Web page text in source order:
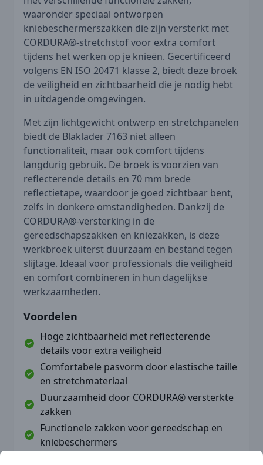
waaronder speciaal ontworpen
kniebeschermerszakken die zijn versterkt met
CORDURA®-stretchstof voor extra comfort
tijdens het werken op je knieën. Gecertificeerd
volgens EN ISO 20471 klasse 2, biedt deze broek
de veiligheid en zichtbaarheid die je nodig hebt
in uitdagende omgevingen.
Met zijn lichtgewicht ontwerp en stretchpanelen
biedt de Blaklader 7163 niet alleen
functionaliteit, maar ook comfort tijdens
langdurig gebruik. De broek is voorzien van
reflecterende details en 70 mm brede
reflectietape, waardoor je goed zichtbaar bent,
zelfs in donkere omstandigheden. Dankzij de
CORDURA®-versterking in de
gereedschapszakken en kniezakken, is deze
werkbroek uiterst duurzaam en bestand tegen
slijtage. Ideaal voor professionals die veiligheid
en comfort combineren in hun dagelijkse
werkzaamheden.
Voordelen
Hoge zichtbaarheid met reflecterende
details voor extra veiligheid
Comfortabele pasvorm door elastische taille
en stretchmateriaal
Duurzaamheid door CORDURA® versterkte
zakken
Functionele zakken voor gereedschap en
kniebeschermers